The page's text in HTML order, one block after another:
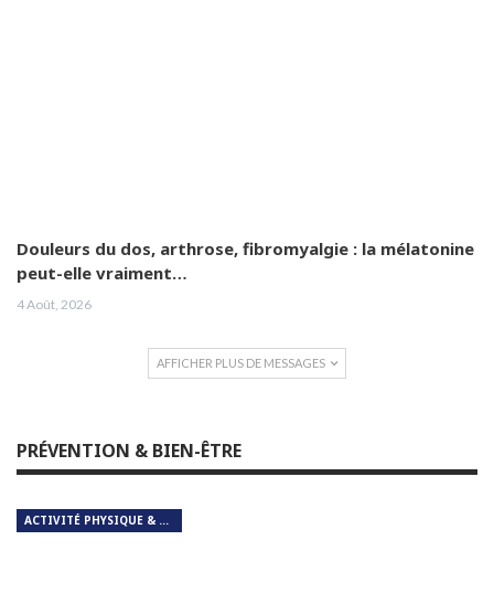
Douleurs du dos, arthrose, fibromyalgie : la mélatonine
peut-elle vraiment…
4 Août, 2026
AFFICHER PLUS DE MESSAGES
PRÉVENTION & BIEN-ÊTRE
ACTIVITÉ PHYSIQUE & RESPIRATION